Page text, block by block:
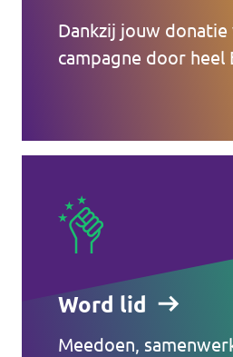
Dankzij jouw donatie
campagne door heel
Word lid
Meedoen,